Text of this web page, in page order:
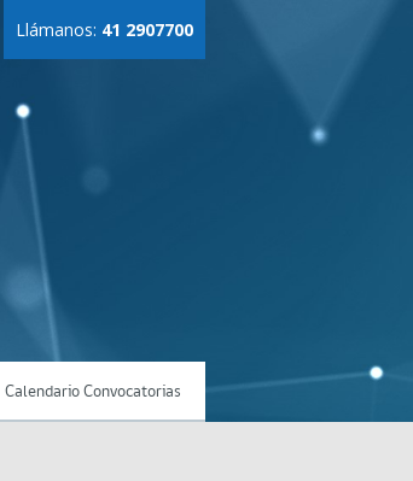
Calendario Convocatorias
Llámanos: 41 2907700